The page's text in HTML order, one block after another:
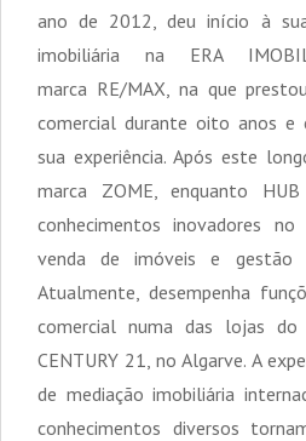
ano de 2012, deu início à
imobiliária na ERA
marca RE/MAX, na que
comercial durante oito anos e
sua experiência. Após este
marca ZOME, enquanto
conhecimentos inovadores
venda de imóveis e gestão
Atualmente, desempenha
comercial numa das lojas do
CENTURY 21, no Algarve. A
de mediação imobiliária
conhecimentos diversos